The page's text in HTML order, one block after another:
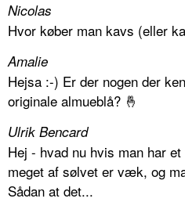
Nicolas
Hvor køber man kavs (eller
Amalie
Hejsa :-) Er der nogen der
originale almueblå? 🤞
Ulrik Bencard
Hej - hvad nu hvis man har
meget af sølvet er væk, og
Sådan at det...